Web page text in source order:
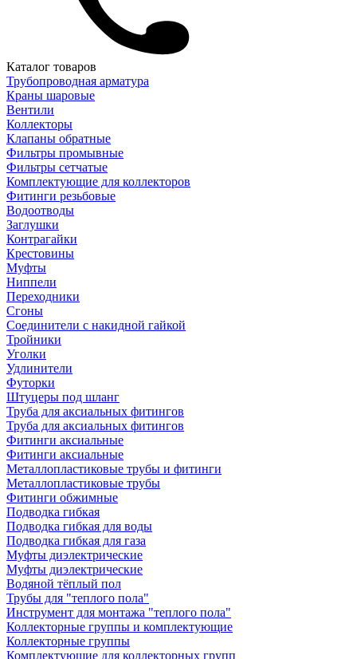
Каталог товаров
Трубопроводная арматура
Краны шаровые
Вентили
Коллекторы
Клапаны обратные
Фильтры промывные
Фильтры сетчатые
Комплектующие для коллекторов
Фитинги резьбовые
Водоотводы
Заглушки
Контрагайки
Крестовины
Муфты
Ниппели
Переходники
Сгоны
Соединители с накидной гайкой
Тройники
Уголки
Удлинители
Футорки
Штуцеры под шланг
Труба для аксиальных фитингов
Труба для аксиальных фитингов
Фитинги аксиальные
Фитинги аксиальные
Металлопластиковые трубы и фитинги
Металлопластиковые трубы
Фитинги обжимные
Подводка гибкая
Подводка гибкая для воды
Подводка гибкая для газа
Муфты диэлектрические
Муфты диэлектрические
Водяной тёплый пол
Трубы для "теплого пола"
Инструмент для монтажа "теплого пола"
Коллекторные группы и комплектующие
Коллекторные группы
Комплектующие для коллекторных групп